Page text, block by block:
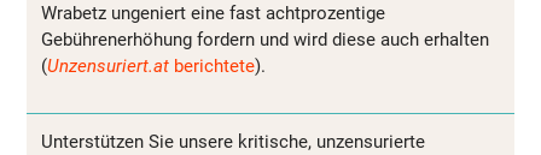
Wrabetz ungeniert eine fast achtprozentige
Gebührenerhöhung fordern und wird diese auch erhalten
(Unzensuriert.at berichtete).
Unterstützen Sie unsere kritische, unzensurierte